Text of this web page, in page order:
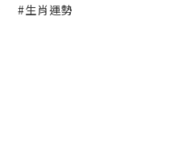
#生肖運勢